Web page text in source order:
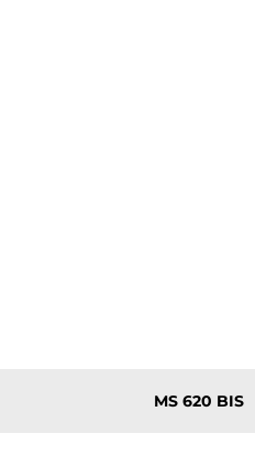
MS 620 BIS